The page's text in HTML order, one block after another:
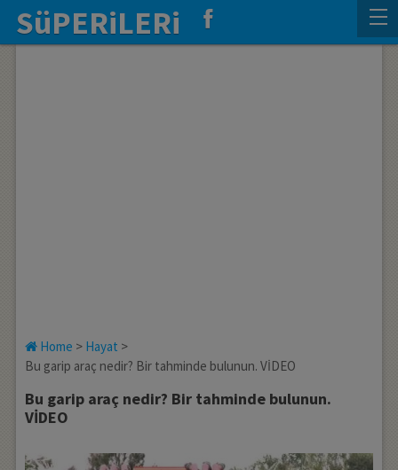
SüPERiLERi
Home > Hayat >
Bu garip araç nedir? Bir tahminde bulunun. VİDEO
Bu garip araç nedir? Bir tahminde bulunun.
VİDEO